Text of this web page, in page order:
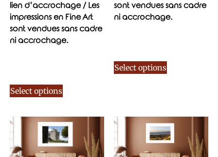
lien d’accrochage / Les
impressions en Fine Art
sont vendues sans cadre
ni accrochage.
Select options
sont vendues sans cadre
ni accrochage.
Select options